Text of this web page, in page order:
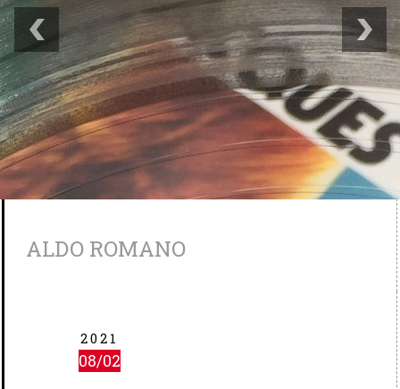
ALDO ROMANO
2021
08/02